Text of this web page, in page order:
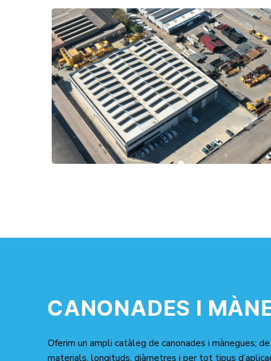
CANONADES I
Oferim un ampli catàleg de canonades i mànegues;
materials, longituds, diàmetres i per tot tipus